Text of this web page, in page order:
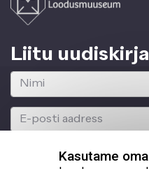
Liitu
Kasutame